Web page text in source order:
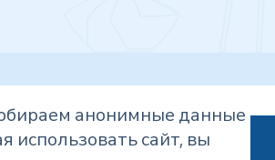
Политика в
анонимные данные
использовать сайт, вы